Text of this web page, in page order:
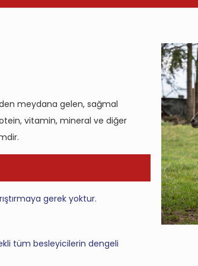
meydana gelen, sağmal
vitamin, mineral ve diğer
gerek yoktur.
tüm besleyicilerin dengeli